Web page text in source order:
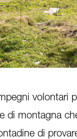
volontari
di montagna
di